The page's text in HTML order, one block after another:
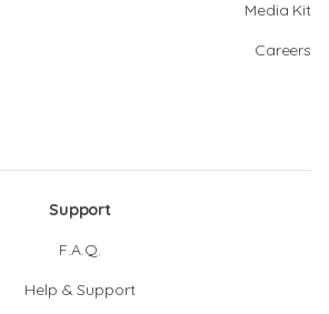
Media Kit
Careers
Support
F.A.Q.
Help & Support